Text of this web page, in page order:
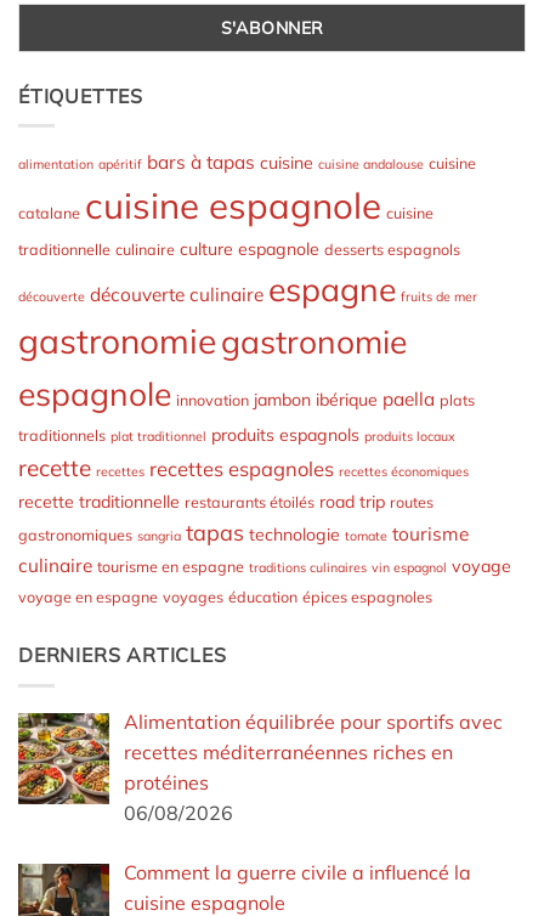
ÉTIQUETTES
alimentation apéritif bars à tapas cuisine cuisine andalouse cuisine
catalane cuisine espagnole cuisine
traditionnelle culinaire culture espagnole desserts espagnols
découverte découverte culinaire espagne fruits de mer
gastronomiegastronomie
espagnole innovation jambon ibérique paella plats
traditionnels plat traditionnel produits espagnols produits locaux
recette recettes recettes espagnoles recettes économiques
recette traditionnelle restaurants étoilés road trip routes
gastronomiques sangria tapas technologie tomate tourisme
culinaire tourisme en espagne traditions culinaires vin espagnol voyage
voyage en espagne voyages éducation épices espagnoles
DERNIERS ARTICLES
Alimentation équilibrée pour sportifs avec
recettes méditerranéennes riches en
protéines
06/08/2026
Comment la guerre civile a influencé la
cuisine espagnole